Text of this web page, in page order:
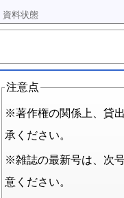
注意点
※著作権の関係上、貸
承ください。
※雑誌の最新号は、次
意ください。